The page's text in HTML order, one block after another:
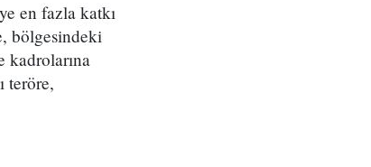
en fazla katkı
bölgesindeki
kadrolarına
teröre,